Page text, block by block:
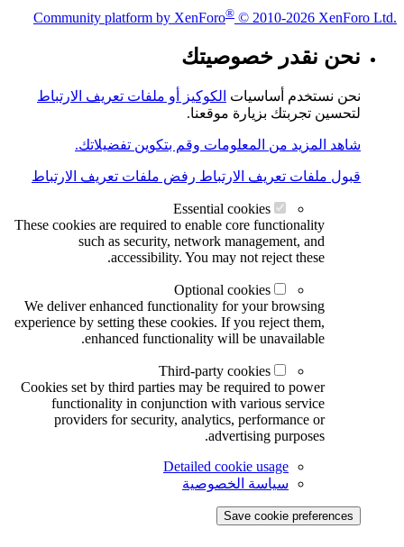
Community platform by XenForo® © 2010-2026 XenForo Ltd.
نحن نقدر خصوصيتك
نحن نستخدم أساسيات الكوكيز أو ملفات تعريف الارتباط
لتحسين تجربتك بزيارة موقعنا.
شاهد المزيد من المعلومات وقم بتكوين تفضيلاتك.
قبول ملفات تعريف الارتباط رفض ملفات تعريف الارتباط
Essential cookies
These cookies are required to enable core functionality
such as security, network management, and
accessibility. You may not reject these.
Optional cookies
We deliver enhanced functionality for your browsing
experience by setting these cookies. If you reject them,
enhanced functionality will be unavailable.
Third-party cookies
Cookies set by third parties may be required to power
functionality in conjunction with various service
providers for security, analytics, performance or
advertising purposes.
Detailed cookie usage
سياسة الخصوصية
Save cookie preferences